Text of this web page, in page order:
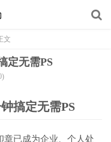
文
定无需PS
搞定无需PS
章已成为企业、个人处